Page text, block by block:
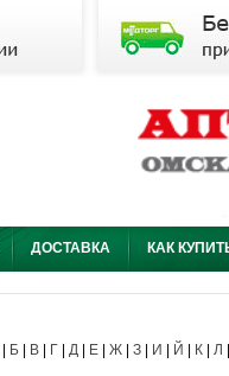
ДОСТАВКА КАК
Б В Г Д Е Ж З И Й К Л